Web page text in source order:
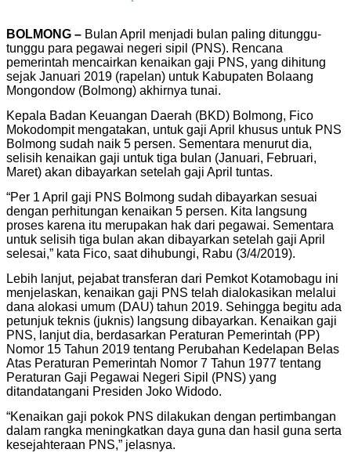
BOLMONG – Bulan April menjadi bulan paling ditunggu-
tunggu para pegawai negeri sipil (PNS). Rencana
pemerintah mencairkan kenaikan gaji PNS, yang dihitung
sejak Januari 2019 (rapelan) untuk Kabupaten Bolaang
Mongondow (Bolmong) akhirnya tunai.
Kepala Badan Keuangan Daerah (BKD) Bolmong, Fico
Mokodompit mengatakan, untuk gaji April khusus untuk PNS
Bolmong sudah naik 5 persen. Sementara menurut dia,
selisih kenaikan gaji untuk tiga bulan (Januari, Februari,
Maret) akan dibayarkan setelah gaji April tuntas.
“Per 1 April gaji PNS Bolmong sudah dibayarkan sesuai
dengan perhitungan kenaikan 5 persen. Kita langsung
proses karena itu merupakan hak dari pegawai. Sementara
untuk selisih tiga bulan akan dibayarkan setelah gaji April
selesai,” kata Fico, saat dihubungi, Rabu (3/4/2019).
Lebih lanjut, pejabat transferan dari Pemkot Kotamobagu ini
menjelaskan, kenaikan gaji PNS telah dialokasikan melalui
dana alokasi umum (DAU) tahun 2019. Sehingga begitu ada
petunjuk teknis (juknis) langsung dibayarkan. Kenaikan gaji
PNS, lanjut dia, berdasarkan Peraturan Pemerintah (PP)
Nomor 15 Tahun 2019 tentang Perubahan Kedelapan Belas
Atas Peraturan Pemerintah Nomor 7 Tahun 1977 tentang
Peraturan Gaji Pegawai Negeri Sipil (PNS) yang
ditandatangani Presiden Joko Widodo.
“Kenaikan gaji pokok PNS dilakukan dengan pertimbangan
dalam rangka meningkatkan daya guna dan hasil guna serta
kesejahteraan PNS,” jelasnya.